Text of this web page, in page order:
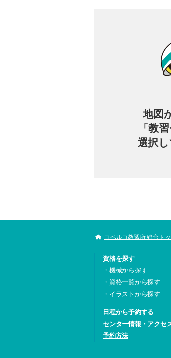
地図
「教
選択し
コベルコ教習所 総合ト
資格を探す
機械から探す
資格一覧から探す
イラストから探す
日程から予約する
センター情報・アクセ
予約方法